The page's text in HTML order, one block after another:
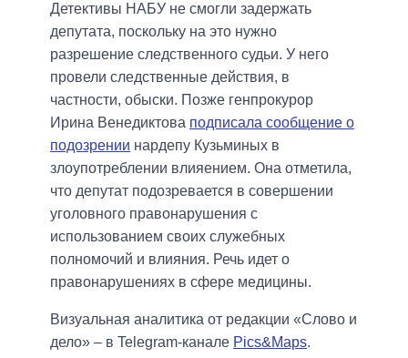
Детективы НАБУ не смогли задержать
депутата, поскольку на это нужно
разрешение следственного судьи. У него
провели следственные действия, в
частности, обыски. Позже генпрокурор
Ирина Венедиктова подписала сообщение о
подозрении нардепу Кузьминых в
злоупотреблении влияением. Она отметила,
что депутат подозревается в совершении
уголовного правонарушения с
использованием своих служебных
полномочий и влияния. Речь идет о
правонарушениях в сфере медицины.
Визуальная аналитика от редакции «Слово и
дело» – в Telegram-канале Pics&Maps.